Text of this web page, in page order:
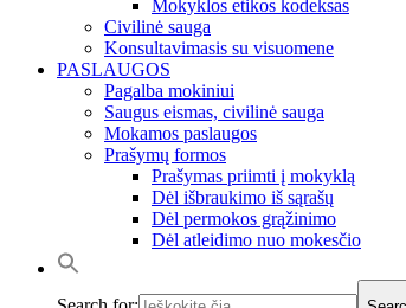
Mokyklos etikos kodeksas
Civilinė sauga
Konsultavimasis su visuomene
PASLAUGOS
Pagalba mokiniui
Saugus eismas, civilinė sauga
Mokamos paslaugos
Prašymų formos
Prašymas priimti į mokyklą
Dėl išbraukimo iš sąrašų
Dėl permokos grąžinimo
Dėl atleidimo nuo mokesčio